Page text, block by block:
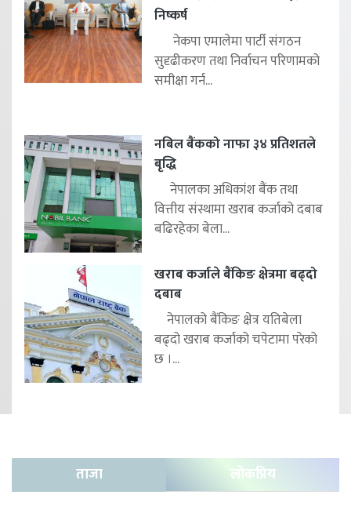
निष्कर्ष
नेकपा एमालेमा पार्टी संगठन
सुदृढीकरण तथा निर्वाचन परिणामको
समीक्षा गर्न...
नबिल बैंकको नाफा ३४ प्रतिशतले
बृद्धि
नेपालका अधिकांश बैंक तथा
वित्तीय संस्थामा खराब कर्जाको दबाब
बढिरहेका बेला...
खराब कर्जाले बैंकिङ क्षेत्रमा बढ्दो
दबाब
नेपालको बैंकिङ क्षेत्र यतिबेला
बढ्दो खराब कर्जाको चपेटामा परेको
छ ।...
ताजा लोकप्रिय